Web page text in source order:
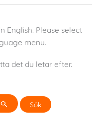
English. Please select
menu.
det du letar efter.